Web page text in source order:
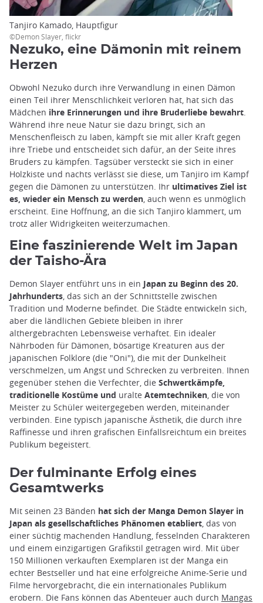
Tanjiro Kamado, Hauptfigur
©Demon Slayer, flickr
Nezuko, eine Dämonin mit reinem
Herzen
Obwohl Nezuko durch ihre Verwandlung in einen Dämon
einen Teil ihrer Menschlichkeit verloren hat, hat sich das
Mädchen ihre Erinnerungen und ihre Bruderliebe bewahrt.
Während ihre neue Natur sie dazu bringt, sich an
Menschenfleisch zu laben, kämpft sie mit aller Kraft gegen
ihre Triebe und entscheidet sich dafür, an der Seite ihres
Bruders zu kämpfen. Tagsüber versteckt sie sich in einer
Holzkiste und nachts verlässt sie diese, um Tanjiro im Kampf
gegen die Dämonen zu unterstützen. Ihr ultimatives Ziel ist
es, wieder ein Mensch zu werden, auch wenn es unmöglich
erscheint. Eine Hoffnung, an die sich Tanjiro klammert, um
trotz aller Widrigkeiten weiterzumachen.
Eine faszinierende Welt im Japan
der Taisho-Ära
Demon Slayer entführt uns in ein Japan zu Beginn des 20.
Jahrhunderts, das sich an der Schnittstelle zwischen
Tradition und Moderne befindet. Die Städte entwickeln sich,
aber die ländlichen Gebiete bleiben in ihrer
althergebrachten Lebensweise verhaftet. Ein idealer
Nährboden für Dämonen, bösartige Kreaturen aus der
japanischen Folklore (die "Oni"), die mit der Dunkelheit
verschmelzen, um Angst und Schrecken zu verbreiten. Ihnen
gegenüber stehen die Verfechter, die Schwertkämpfe,
traditionelle Kostüme und uralte Atemtechniken, die von
Meister zu Schüler weitergegeben werden, miteinander
verbinden. Eine typisch japanische Ästhetik, die durch ihre
Raffinesse und ihren grafischen Einfallsreichtum ein breites
Publikum begeistert.
Der fulminante Erfolg eines
Gesamtwerks
Mit seinen 23 Bänden hat sich der Manga Demon Slayer in
Japan als gesellschaftliches Phänomen etabliert, das von
einer süchtig machenden Handlung, fesselnden Charakteren
und einem einzigartigen Grafikstil getragen wird. Mit über
150 Millionen verkauften Exemplaren ist der Manga ein
echter Bestseller und hat eine erfolgreiche Anime-Serie und
Filme hervorgebracht, die ein internationales Publikum
erobern. Die Fans können das Abenteuer auch durch Mangas